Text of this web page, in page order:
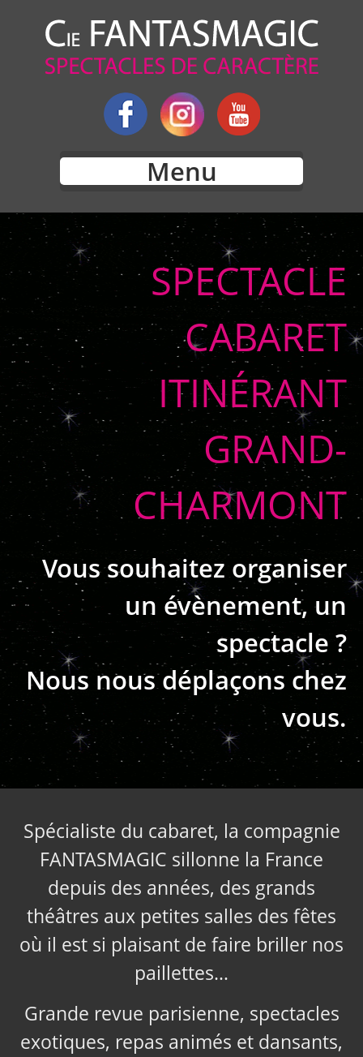
Menu
SPECTACLE
CABARET
ITINÉRANT
GRAND-
CHARMONT
Vous souhaitez organiser
un évènement, un
spectacle ?
Nous nous déplaçons chez
vous.
Spécialiste du cabaret, la compagnie
FANTASMAGIC sillonne la France
depuis des années, des grands
théâtres aux petites salles des fêtes
où il est si plaisant de faire briller nos
paillettes…
Grande revue parisienne, spectacles
exotiques, repas animés et dansants,